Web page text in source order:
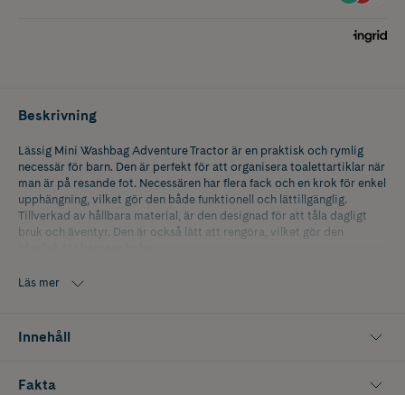
Beskrivning
Lässig Mini Washbag Adventure Tractor är en praktisk och rymlig
necessär för barn. Den är perfekt för att organisera toalettartiklar när
man är på resande fot. Necessären har flera fack och en krok för enkel
upphängning, vilket gör den både funktionell och lättillgänglig.
Tillverkad av hållbara material, är den designad för att tåla dagligt
bruk och äventyr. Den är också lätt att rengöra, vilket gör den
Läs mer
Innehåll
Fakta